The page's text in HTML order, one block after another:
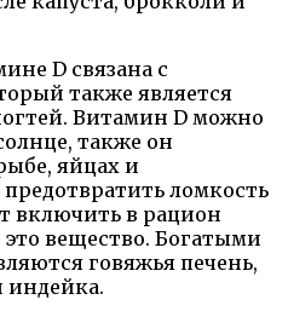
D связана с
также является
Витамин D можно
также он
яйцах и
ломкость
включить в рацион
вещество. Богатыми
говяжья печень,
индейка.